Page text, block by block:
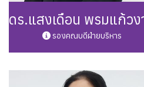
ดร.แสงเดือน พรมแก้วง
รองคณบดีฝ่ายบริหาร